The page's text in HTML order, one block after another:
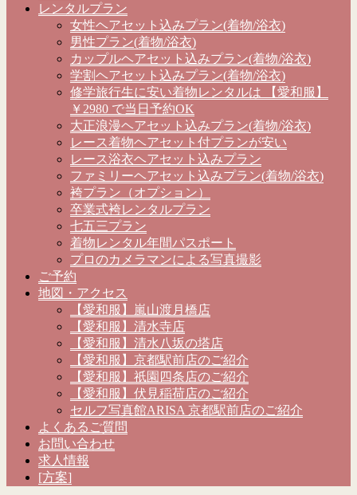
レンタルプラン
女性ヘアセット込みプラン(着物/浴衣)
男性プラン(着物/浴衣)
カップルヘアセット込みプラン(着物/浴衣)
学割ヘアセット込みプラン(着物/浴衣)
修学旅行生に安い着物レンタルは 【愛和服】
￥2980 で当日予約OK
大正浪漫ヘアセット込みプラン(着物/浴衣)
レース着物ヘアセット付プランが安い
レース浴衣ヘアセット込みプラン
ファミリーヘアセット込みプラン(着物/浴衣)
袴プラン（オプション）
卒業式袴レンタルプラン
七五三プラン
着物レンタル年間パスポート
プロのカメラマンによる写真撮影
ご予約
地図・アクセス
【愛和服】嵐山渡月橋店
【愛和服】清水寺店
【愛和服】清水八坂の塔店
【愛和服】京都駅前店のご紹介
【愛和服】祇園四条店のご紹介
【愛和服】伏見稲荷店のご紹介
セルフ写真館ARISA 京都駅前店のご紹介
よくあるご質問
お問い合わせ
求人情報
[方案]